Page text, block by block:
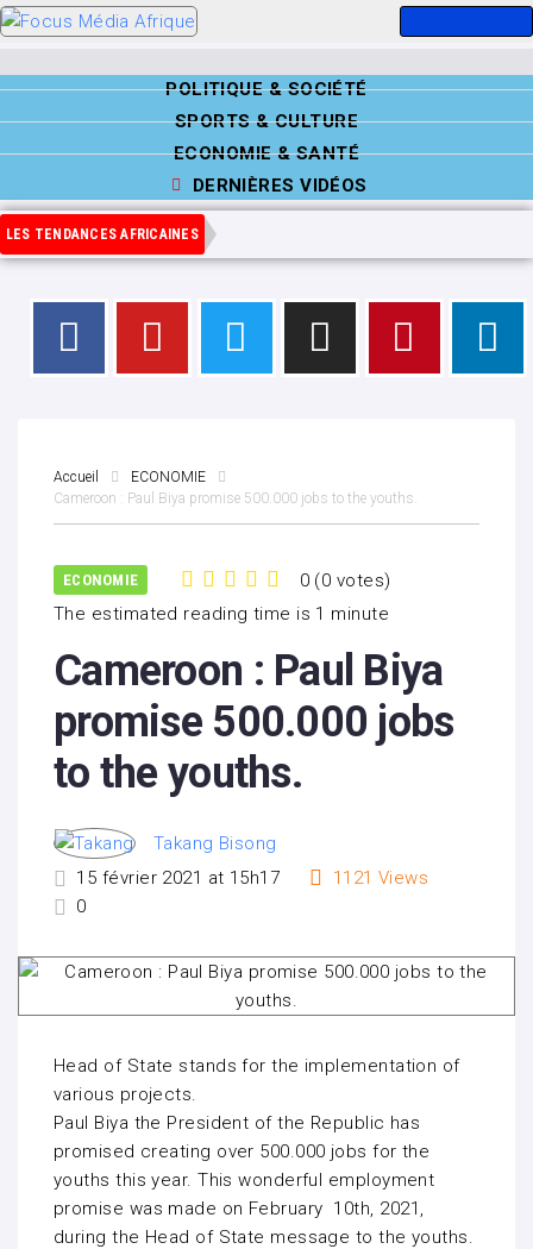
POLITIQUE & SOCIÉTÉ
SPORTS & CULTURE
ECONOMIE & SANTÉ
DERNIÈRES VIDÉOS
LES TENDANCES AFRICAINES
Accueil
ECONOMIE
Cameroon : Paul Biya promise 500.000 jobs to the youths.
ECONOMIE 0 (0 votes)
The estimated reading time is 1 minute
Cameroon : Paul Biya
promise 500.000 jobs
to the youths.
Takang Bisong
15 février 2021 at 15h17
1121 Views
0
Head of State stands for the implementation of
various projects.
Paul Biya the President of the Republic has
promised creating over 500.000 jobs for the
youths this year. This wonderful employment
promise was made on February 10th, 2021,
during the Head of State message to the youths.